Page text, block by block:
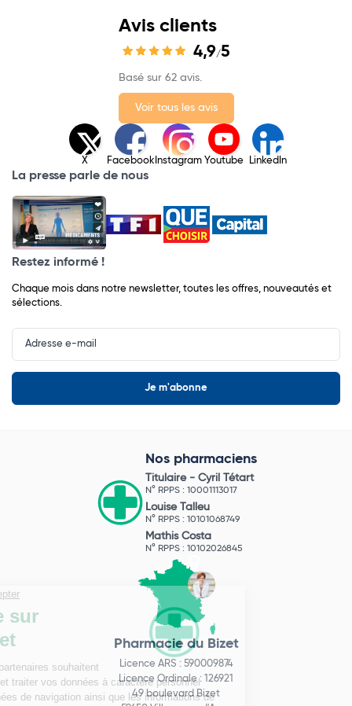
Avis clients
4,9/5
Basé sur 62 avis.
Voir tous les avis
X Facebook Instagram Youtube LinkedIn
La presse parle de nous
Restez informé !
Chaque mois dans notre newsletter, toutes les offres, nouveautés et
sélections.
Input
Newsletter
Nos pharmaciens
Titulaire - Cyril Tétart
N° RPPS : 10001113017
Louise Talleu
N° RPPS : 10101068749
Mathis Costa
N° RPPS : 10102026845
Pharmacie du Bizet
Licence ARS : 590009874
Licence Ordinale : 126921
49 boulevard Bizet